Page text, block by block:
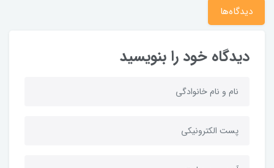
دیدگاه‌ها
دیدگاه خود را بنویسید